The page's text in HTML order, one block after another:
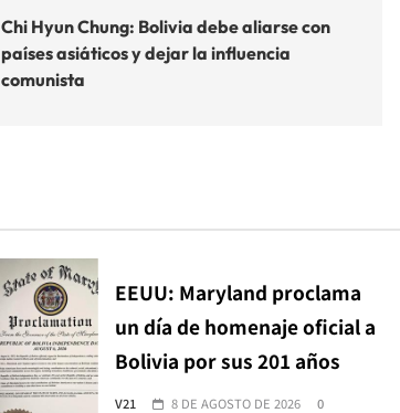
Chi Hyun Chung: Bolivia debe aliarse con
países asiáticos y dejar la influencia
comunista
EEUU: Maryland proclama
un día de homenaje oficial a
Bolivia por sus 201 años
V21 8 DE AGOSTO DE 2026 0